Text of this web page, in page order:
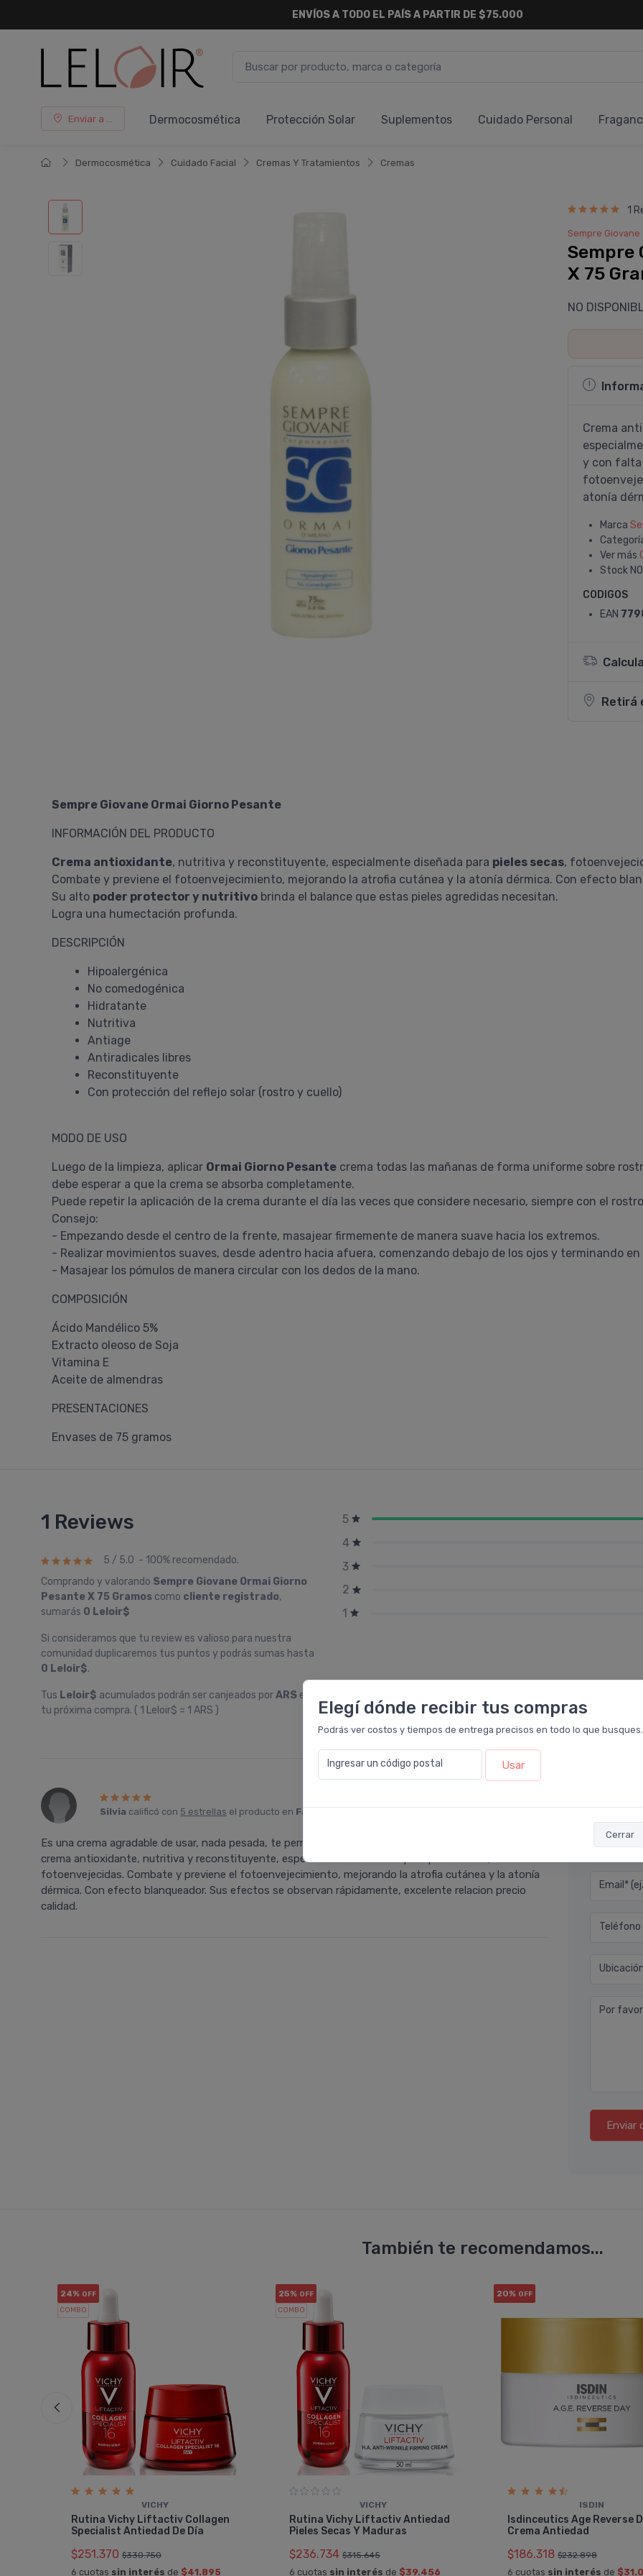
Elegí dónde recibir tus compras
Podrás ver costos y tiempos de entrega precisos en todo lo que busques.
Ingresar un código postal Usar
Cerrar
Enviar a ... Dermocosmética Protección Solar Suplementos Cuidado Personal
Dermocosmética Cuidado Facial Cremas Y Tratamientos Cremas
1
Sempre Giovane
Sempre
X 75
NO
Crema
y con falta
atoní­a
Marca
Ver más
Stock
CODIGOS
EAN
Retirá
Sempre Giovane Ormai Giorno Pesante
INFORMACIÓN DEL PRODUCTO
Crema antioxidante, nutritiva y reconstituyente, especialmente diseñada para pieles secas,
Combate y previene el fotoenvejecimiento, mejorando la atrofia cutánea y la atonía dérmica. Con efecto
Su alto poder protector y nutritivo brinda el balance que estas pieles agredidas necesitan.
Logra una humectación profunda.
DESCRIPCIÓN
Hipoalergénica
No comedogénica
Hidratante
Nutritiva
Antiage
Antiradicales libres
Reconstituyente
Con protección del reflejo solar (rostro y cuello)
MODO DE USO
Luego de la limpieza, aplicar Ormai Giorno Pesante crema todas las mañanas de forma uniforme sobre
debe esperar a que la crema se absorba completamente.
Puede repetir la aplicación de la crema durante el día las veces que considere necesario, siempre con el
Consejo:
- Empezando desde el centro de la frente, masajear firmemente de manera suave hacia los extremos.
- Realizar movimientos suaves, desde adentro hacia afuera, comenzando debajo de los ojos y terminando
- Masajear los pómulos de manera circular con los dedos de la mano.
COMPOSICIÓN
Ácido Mandélico 5%
Extracto oleoso de Soja
Vitamina E
Aceite de almendras
PRESENTACIONES
Envases de 75 gramos
1 Reviews
5 / 5.0 - 100% recomendado.
Comprando y valorando Sempre Giovane Ormai Giorno
Pesante X 75 Gramos como cliente registrado,
sumarás 0 Leloir$
Si consideramos que tu review es valioso para nuestra
comunidad duplicaremos tus puntos y podrás sumas hasta
0 Leloir$.
Tus Leloir$ acumulados podrán ser canjeados porARS en
tu próxima compra. ( 1 Leloir$ = 1 ARS )
5
4
3
2
1
Silvia calificó con 5 estrellas el producto en Farmacia Leloir
Es una crema agradable de usar, nada pesada, te permite maquillarte luego con total facilidad, es una
crema antioxidante, nutritiva y reconstituyente, especialmente diseñada para pieles secas,
fotoenvejecidas. Combate y previene el fotoenvejecimiento, mejorando la atrofia cutánea y la atonía
dérmica. Con efecto blanqueador. Sus efectos se observan rápidamente, excelente relacion precio
calidad.
Nombre
Email*
Teléfono
Ubicación
Por
Enviar
También te recomendamos...
24% OFF
COMBO
VICHY
Rutina Vichy Liftactiv Collagen
Specialist Antiedad De Día
$251.370 $330.750
6 cuotas sin interés de $41.895
25% OFF
COMBO
VICHY
Rutina Vichy Liftactiv Antiedad
Pieles Secas Y Maduras
$236.734 $315.645
6 cuotas sin interés de $39.456
20% OFF
ISDIN
Isdinceutics Age Reverse
Crema Antiedad
$186.318 $232.898
6 cuotas sin interés de